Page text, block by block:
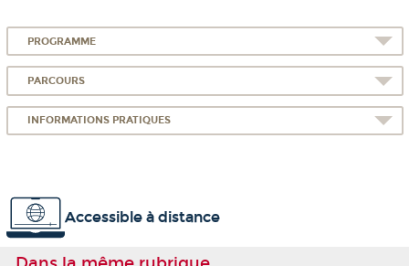
PROGRAMME
PARCOURS
INFORMATIONS PRATIQUES
Accessible à distance